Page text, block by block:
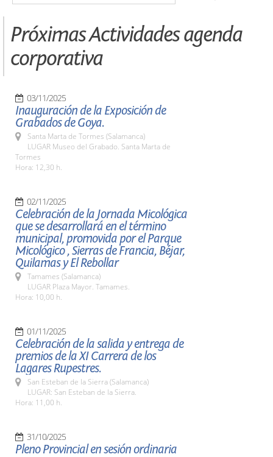
Próximas Actividades agenda
corporativa
03/11/2025
Inauguración de la Exposición de
Grabados de Goya.
Santa Marta de Tormes (Salamanca)
LUGAR Museo del Grabado. Santa Marta de
Tormes
Hora: 12,30 h.
02/11/2025
Celebración de la Jornada Micológica
que se desarrollará en el término
municipal, promovida por el Parque
Micológico , Sierras de Francia, Béjar,
Quilamas y El Rebollar
Tamames (Salamanca)
LUGAR Plaza Mayor. Tamames.
Hora: 10,00 h.
01/11/2025
Celebración de la salida y entrega de
premios de la XI Carrera de los
Lagares Rupestres.
San Esteban de la Sierra (Salamanca)
LUGAR: San Esteban de la Sierra.
Hora: 11,00 h.
31/10/2025
Pleno Provincial en sesión ordinaria